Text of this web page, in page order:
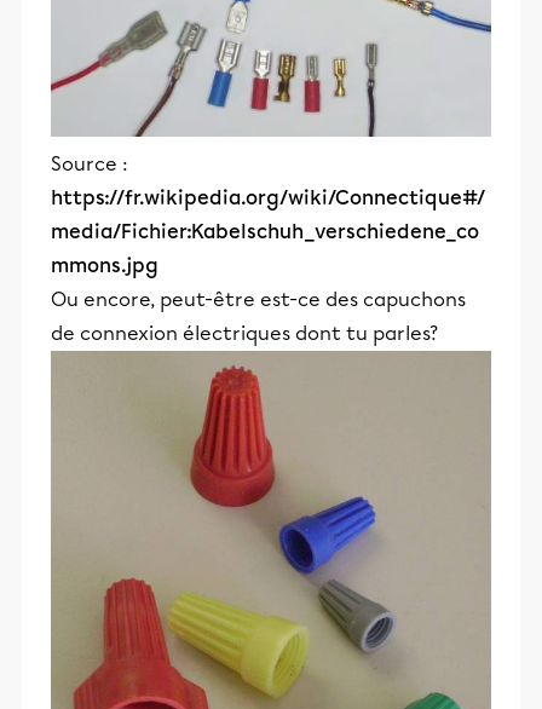
Source :
https://fr.wikipedia.org/wiki/Connectique#/
media/Fichier:Kabelschuh_verschiedene_co
mmons.jpg
Ou encore, peut-être est-ce des capuchons
de connexion électriques dont tu parles?